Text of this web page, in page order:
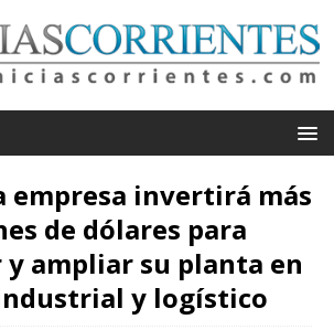
empresa invertirá más
de dólares para
ampliar su planta en
y logístico